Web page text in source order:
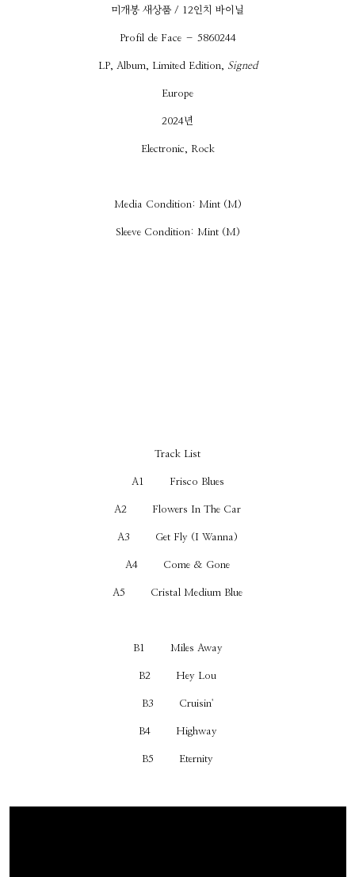
미개봉 새상품 / 12인치 바이닐
Profil de Face – 5860244
LP, Album, Limited Edition, Signed
Europe
2024년
Electronic, Rock
Media Condition: Mint (M)
Sleeve Condition: Mint (M)
Track List
A1 Frisco Blues
A2 Flowers In The Car
A3 Get Fly (I Wanna)
A4 Come & Gone
A5 Cristal Medium Blue
B1 Miles Away
B2 Hey Lou
B3 Cruisin'
B4 Highway
B5 Eternity